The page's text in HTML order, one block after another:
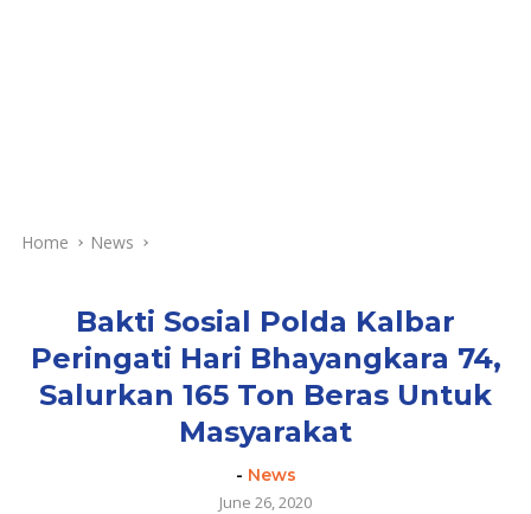
Home News
Bakti Sosial Polda Kalbar
Peringati Hari Bhayangkara 74,
Salurkan 165 Ton Beras Untuk
Masyarakat
- News
June 26, 2020